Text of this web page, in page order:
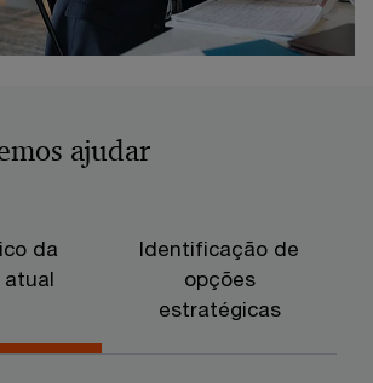
ajudar
da
Identificação de
opções
estratégicas